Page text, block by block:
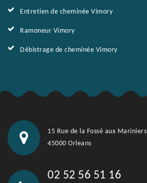
Entretien de cheminée Vimory
Ramoneur Vimory
Débistrage de cheminée Vimory
15 Rue de la Fossé aux Mariniers
45000 Orleans
02 52 56 51 16